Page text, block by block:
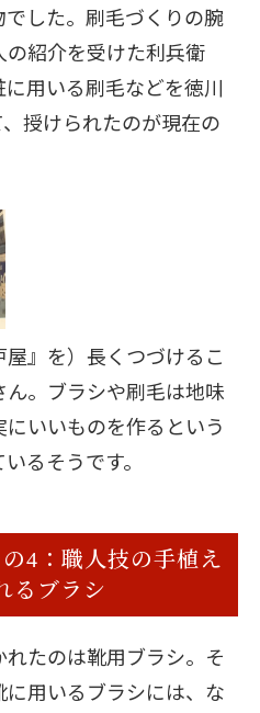
でした。刷毛づくりの腕
紹介を受けた利兵衛
用いる刷毛などを徳川
授けられたのが現在の
屋』を）長くつづけるこ
。ブラシや刷毛は地味
いいものを作るという
るそうです。
4：職人技の手植え
るブラシ
たのは靴用ブラシ。そ
用いるブラシには、な